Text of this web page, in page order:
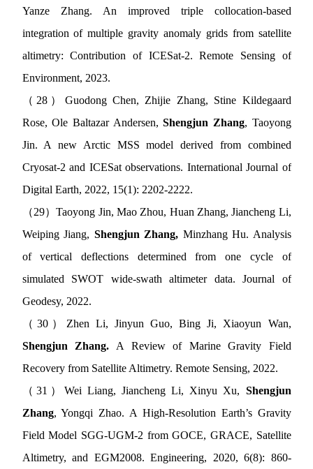
Yanze Zhang. An improved triple collocation-based
integration of multiple gravity anomaly grids from satellite
altimetry: Contribution of ICESat-2. Remote Sensing of
Environment, 2023.
（ 28） Guodong Chen, Zhijie Zhang, Stine Kildegaard
Rose, Ole Baltazar Andersen,Shengjun Zhang, Taoyong
Jin. A new Arctic MSS model derived from combined
Cryosat-2 and ICESat observations. International Journal of
Digital Earth, 2022, 15(1): 2202-2222.
（29）Taoyong Jin, Mao Zhou, Huan Zhang, Jiancheng Li,
Weiping Jiang, Shengjun Zhang, Minzhang Hu. Analysis
of vertical deflections determined from one cycle of
simulated SWOT wide-swath altimeter data. Journal of
Geodesy, 2022.
（ 30） Zhen Li, Jinyun Guo, Bing Ji, Xiaoyun Wan,
Shengjun Zhang. A Review of Marine Gravity Field
Recovery from Satellite Altimetry. Remote Sensing, 2022.
（ 31 ） Wei Liang, Jiancheng Li, Xinyu Xu, Shengjun
Zhang, Yongqi Zhao. A High-Resolution Earth’s Gravity
Field Model SGG-UGM-2 from GOCE, GRACE, Satellite
Altimetry, and EGM2008. Engineering, 2020, 6(8): 860-